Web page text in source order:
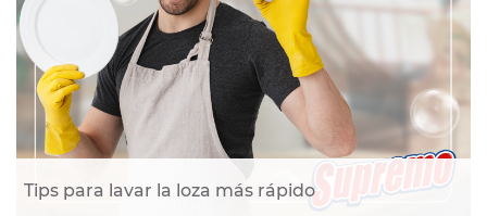
Tips para lavar la loza más rápido